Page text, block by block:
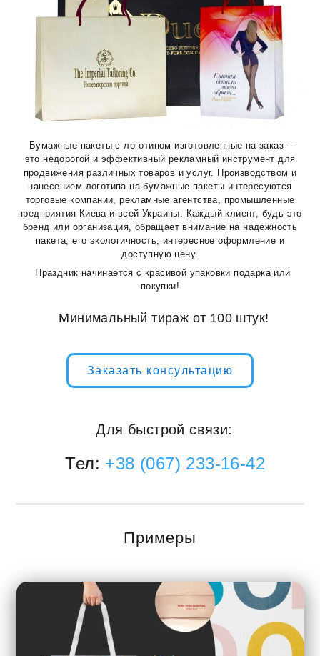
Бумажные пакеты с логотипом изготовленные на заказ —
это недорогой и эффективный рекламный инструмент для
продвижения различных товаров и услуг. Производством и
нанесением логотипа на бумажные пакеты интересуются
торговые компании, рекламные агентства, промышленные
предприятия Киева и всей Украины. Каждый клиент, будь это
бренд или организация, обращает внимание на надежность
пакета, его экологичность, интересное оформление и
доступную цену.
Праздник начинается с красивой упаковки подарка или
покупки!
Минимальный тираж от 100 штук!
Заказать консультацию
Для быстрой связи:
Тел: +38 (067) 233-16-42
Примеры